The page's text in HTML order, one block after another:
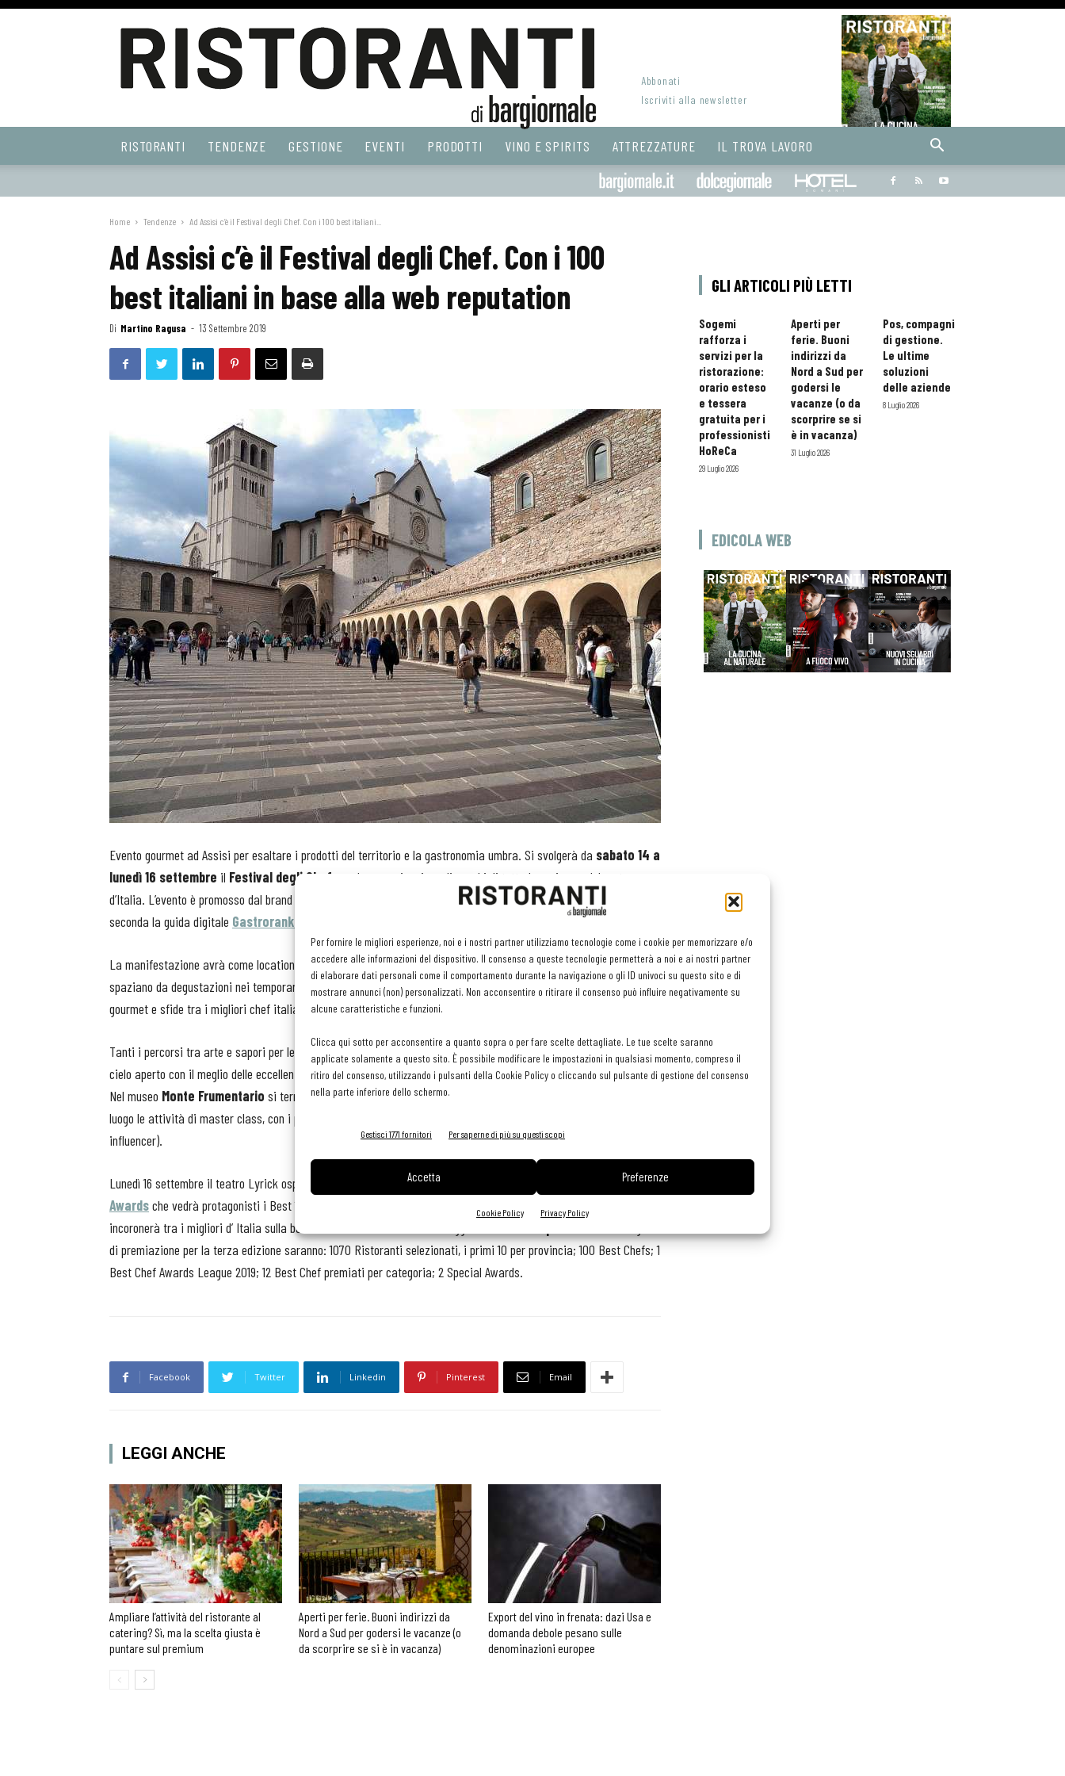
Per fornire le migliori esperienze, noi e i nostri partner utilizziamo tecnologie come i cookie per memorizzare e/o
accedere alle informazioni del dispositivo. Il consenso a queste tecnologie permetterà a noi e ai nostri partner
di elaborare dati personali come il comportamento durante la navigazione o gli ID univoci su questo sito e di
mostrare annunci (non) personalizzati. Non acconsentire o ritirare il consenso può influire negativamente su
alcune caratteristiche e funzioni.
Clicca qui sotto per acconsentire a quanto sopra o per fare scelte dettagliate. Le tue scelte saranno
applicate solamente a questo sito. È possibile modificare le impostazioni in qualsiasi momento, compreso il
ritiro del consenso, utilizzando i pulsanti della Cookie Policy o cliccando sul pulsante di gestione del consenso
nella parte inferiore dello schermo.
Gestisci 1771 fornitori Per saperne di più su questi scopi
Accetta Preferenze
Cookie Policy Privacy Policy
Web
Abbonati
Iscriviti alla newsletter
RISTORANTI TENDENZE GESTIONE EVENTI PRODOTTI VINO E SPIRITS ATTREZZATURE IL TROVA LAVORO
Bargiornale dolcegiornale
Home Tendenze Ad Assisi c’è il Festival degli Chef. Con i 100 best italiani...
Ad Assisi c’è il Festival degli Chef. Con i 100
best italiani in base alla web reputation
Di Martino Ragusa - 13 Settembre 2019
Evento gourmet ad Assisi per esaltare i prodotti del territorio e la gastronomia umbra. Si svolgerà da sabato 14 a
lunedì 16 settembre il Festival degli Chef , con la partecipazione di cuochi di tutta la regione e del resto
d’Italia. L’evento è promosso dal brand nazionale
, che premia ogni anno i Best 100 Chef italiani
seconda la guida digitale Gastroranking.it
La manifestazione avrà come location il centro storico di Assisi e propone un programma di attività inedite che
spaziano da degustazioni nei temporary restaurant a cielo aperto, show cooking, master class, esperienze
gourmet e sfide tra i migliori chef italiani selezionati Chef Awards.
Tanti i percorsi tra arte e sapori per le vie della città: in Piazza del Comune saranno allestite postazioni food a
cielo aperto con il meglio delle eccellenze selezionate da una vera e propria task force di talenti culinari nazionali.
Nel museo Monte Frumentario si terrà la finalissima del campionato culinario italiano Chef League e avranno
luogo le attività di master class, con i professionisti dell’informazione e della comunicazione (giornalisti, blogger,
influencer).
Lunedì 16 settembre il teatro Lyrick ospiterà l’ Awards Celebrity Night 2019
Chef
Awardsche vedrà protagonisti i Best 100 Chefs. Molti volti noti del panorama umbro ritireranno il premio che li
incoronerà tra i migliori d’ Italia sulla base di una classifica nazionale oggettiva di
di premiazione per la terza edizione saranno: 1070 Ristoranti selezionati, i primi 10 per provincia; 100 Best Chefs; 1
Best Chef Awards League 2019; 12 Best Chef premiati per categoria; 2 Special Awards.
Facebook Twitter Linkedin Pinterest Email
LEGGI ANCHE
Ampliare l’attività del ristorante al
catering? Sì, ma la scelta giusta è
puntare sul premium
Aperti per ferie. Buoni indirizzi da
Nord a Sud per godersi le vacanze (o
da scorprire se si è in vacanza)
Export del vino in frenata: dazi Usa e
domanda debole pesano sulle
denominazioni europee
GLI ARTICOLI PIÙ LETTI
Sogemi
rafforza i
servizi per la
ristorazione:
orario esteso
e tessera
gratuita per i
professionisti
HoReCa
29 Luglio 2026
Aperti per
ferie. Buoni
indirizzi da
Nord a Sud per
godersi le
vacanze (o da
scorprire se si
è in vacanza)
31 Luglio 2026
Pos, compagni
di gestione.
Le ultime
soluzioni
delle aziende
8 Luglio 2026
EDICOLA WEB